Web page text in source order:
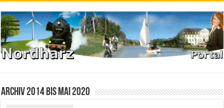
Archiv 2014 bis Mai 2020